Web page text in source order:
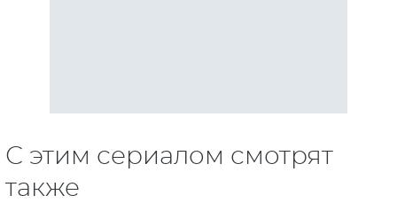
С этим сериалом смотрят
также